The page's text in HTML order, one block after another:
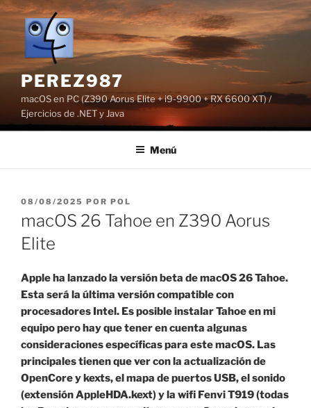
Saltar
contenido
PEREZ987
macOS en PC (Z390 Aorus Elite + i9-9900 + RX 6600 XT) /
Ejercicios de .NET y Java
Menú
PUBLICADO
08/08/2025 POR POL
macOS 26 Tahoe en Z390 Aorus
Elite
Apple ha lanzado la versión beta de macOS 26 Tahoe.
Esta será la última versión compatible con
procesadores Intel. Es posible instalar Tahoe en mi
equipo pero hay que tener en cuenta algunas
consideraciones específicas para este macOS. Las
principales tienen que ver con la actualización de
OpenCore y kexts, el mapa de puertos USB, el sonido
(extensión AppleHDA.kext) y la wifi Fenvi T919 (todas